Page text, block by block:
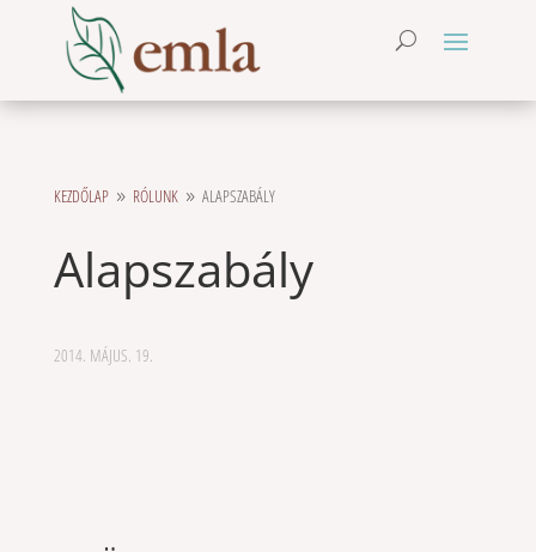
KEZDŐLAP 9 RÓLUNK 9 ALAPSZABÁLY
Alapszabály
2014. MÁJUS. 19.